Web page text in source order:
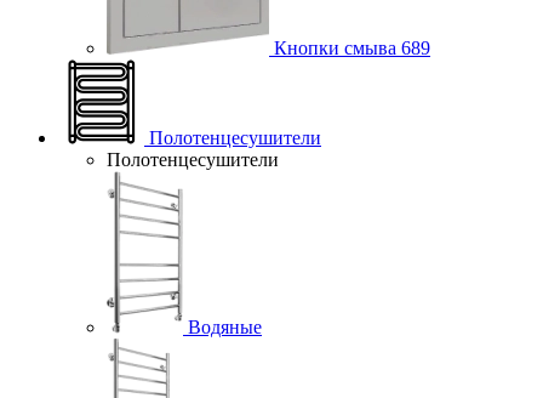
Кнопки смыва 689
Полотенцесушители
Полотенцесушители
Водяные